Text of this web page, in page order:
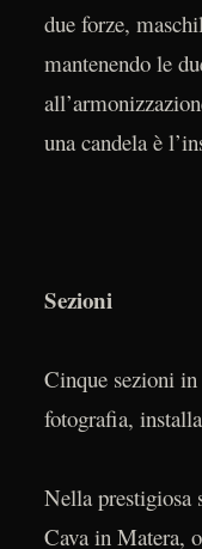
due forze,
mantenendo le
una candela è
Sezioni
Cinque sezioni
fotografia,
Nella prestigiosa
Cava in Matera,